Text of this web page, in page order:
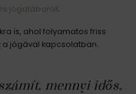
jógatáborok.
is, ahol folyamatos friss
a jógával kapcsolatban.
mennyi idős,